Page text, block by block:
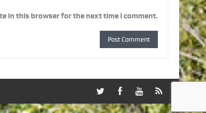
in this browser for the next time I comment.